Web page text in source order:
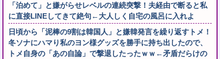
「泊めて」と嫌がらせレベルの連続突撃！夫経由で断ると私
に直接LINEしてきて絶句←大人しく自宅の風呂に入れよ
日頃から「泥棒の9割は韓国人」と嫌韓発言を繰り返すトメ！
冬ソナにハマり私のヨン様グッズを勝手に持ち出したので、
トメ自身の「あの自論」で撃退したったｗｗ←矛盾だらけの